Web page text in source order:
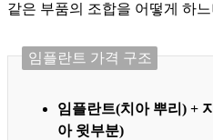
같은 부품의 조합을 어떻게 하
임플란트 가격 구조
임플란트(치아 뿌리) +
아 윗부분)